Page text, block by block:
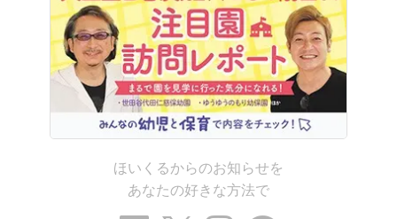
ほいくるからのお知らせを
あなたの好きな方法で